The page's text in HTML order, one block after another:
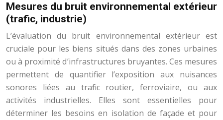
Mesures du bruit environnemental extérieur
(trafic, industrie)
L’évaluation du bruit environnemental extérieur est
cruciale pour les biens situés dans des zones urbaines
ou à proximité d’infrastructures bruyantes. Ces mesures
permettent de quantifier l’exposition aux nuisances
sonores liées au trafic routier, ferroviaire, ou aux
activités industrielles. Elles sont essentielles pour
déterminer les besoins en isolation de façade et pour